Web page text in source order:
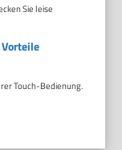
Sie leise
Touch-Bedienung.